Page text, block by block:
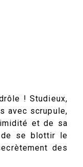
! Studieux,
avec scrupule,
et de sa
de se blottir le
des